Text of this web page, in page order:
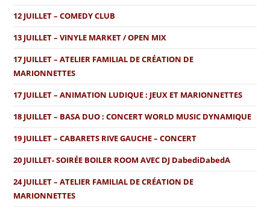
12 JUILLET – COMEDY CLUB
13 JUILLET – VINYLE MARKET / OPEN MIX
17 JUILLET – ATELIER FAMILIAL DE CRÉATION DE
MARIONNETTES
17 JUILLET – ANIMATION LUDIQUE : JEUX ET MARIONNETTES
18 JUILLET – BASA DUO : CONCERT WORLD MUSIC DYNAMIQUE
19 JUILLET – CABARETS RIVE GAUCHE – CONCERT
20 JUILLET- SOIRÉE BOILER ROOM AVEC DJ DabediDabedA
24 JUILLET – ATELIER FAMILIAL DE CRÉATION DE
MARIONNETTES